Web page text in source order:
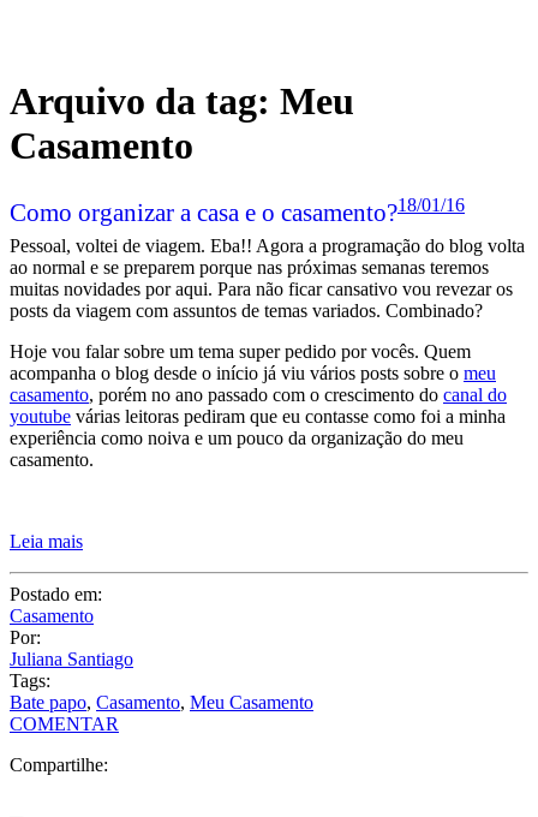
Arquivo da tag: Meu
Casamento
Como organizar a casa e o casamento?18/01/16
Pessoal, voltei de viagem. Eba!! Agora a programação do blog volta
ao normal e se preparem porque nas próximas semanas teremos
muitas novidades por aqui. Para não ficar cansativo vou revezar os
posts da viagem com assuntos de temas variados. Combinado?
Hoje vou falar sobre um tema super pedido por vocês. Quem
acompanha o blog desde o início já viu vários posts sobre o meu
casamento, porém no ano passado com o crescimento do canal do
youtube várias leitoras pediram que eu contasse como foi a minha
experiência como noiva e um pouco da organização do meu
casamento.
Leia mais
Postado em:
Casamento
Por:
Juliana Santiago
Tags:
Bate papo, Casamento, Meu Casamento
COMENTAR
Compartilhe: